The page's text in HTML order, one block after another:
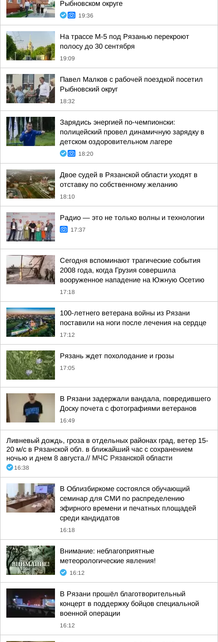
Рыбновском округе
19:36
На трассе М-5 под Рязанью перекроют
полосу до 30 сентября
19:09
Павел Малков с рабочей поездкой посетил
Рыбновский округ
18:32
Зарядись энергией по-чемпионски:
полицейский провел динамичную зарядку в
детском оздоровительном лагере
18:20
Двое судей в Рязанской области уходят в
отставку по собственному желанию
18:10
Радио — это не только волны и технологии
17:37
Сегодня вспоминают трагические события
2008 года, когда Грузия совершила
вооруженное нападение на Южную Осетию
17:18
100-летнего ветерана войны из Рязани
поставили на ноги после лечения на сердце
17:12
Рязань ждет похолодание и грозы
17:05
В Рязани задержали вандала, повредившего
Доску почета с фотографиями ветеранов
16:49
Ливневый дождь, гроза в отдельных районах град, ветер 15-
20 м/с в Рязанской обл. в ближайший час с сохранением
ночью и днем 8 августа.// МЧС Рязанской области
16:38
В Облизбиркоме состоялся обучающий
семинар для СМИ по распределению
эфирного времени и печатных площадей
среди кандидатов
16:18
Внимание: неблагоприятные
метеорологические явления!
16:12
В Рязани прошёл благотворительный
концерт в поддержку бойцов специальной
военной операции
16:12